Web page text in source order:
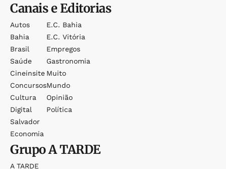
Canais e Editorias
Autos
Bahia
Brasil
Saúde
Cineinsite
Concursos
Cultura
Digital
Salvador
Economia
E.c. Bahia
E.c. Vitória
Empregos
Gastronomia
Muito
Mundo
Opinião
Política
GrupoA TARDE
A TARDE